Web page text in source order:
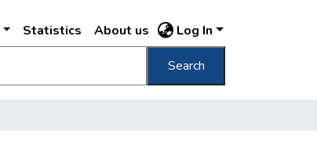
Statistics About us Log In
Search